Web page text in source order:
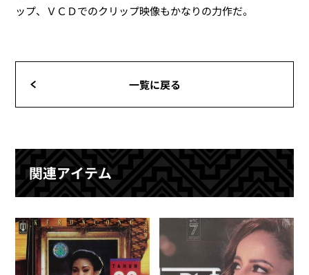
ップ、ＶＣＤでのクリップ映像もかなりの力作だ。
一覧に戻る
関連アイテム